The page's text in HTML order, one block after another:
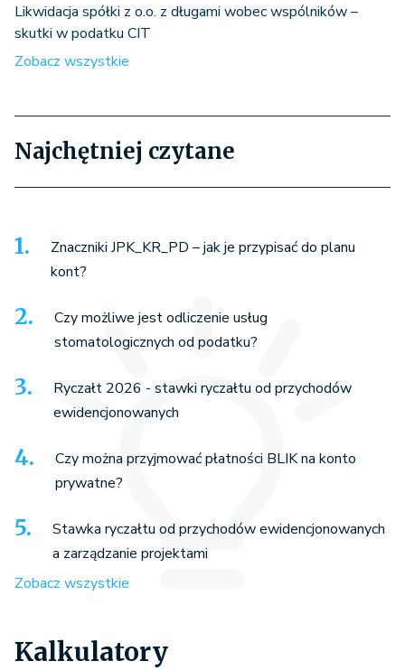
Likwidacja spółki z o.o. z długami wobec wspólników –
skutki w podatku CIT
Zobacz wszystkie
Najchętniej czytane
Znaczniki JPK_KR_PD – jak je przypisać do planu
kont?
Czy możliwe jest odliczenie usług
stomatologicznych od podatku?
Ryczałt 2026 - stawki ryczałtu od przychodów
ewidencjonowanych
Czy można przyjmować płatności BLIK na konto
prywatne?
Stawka ryczałtu od przychodów ewidencjonowanych
a zarządzanie projektami
Zobacz wszystkie
Kalkulatory